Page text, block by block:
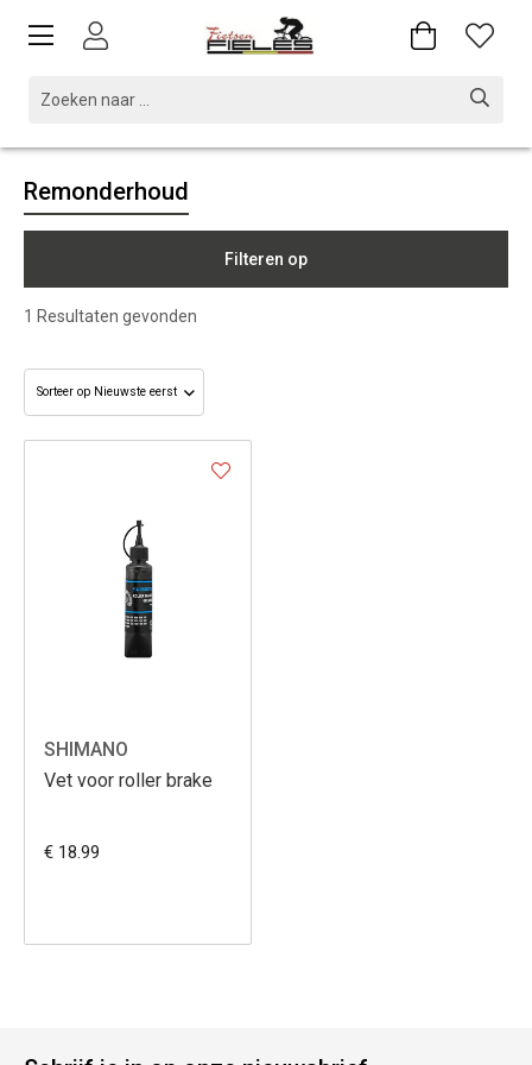
Remonderhoud
Filteren op
1 Resultaten gevonden
SHIMANO
Vet voor roller brake
€ 18.99